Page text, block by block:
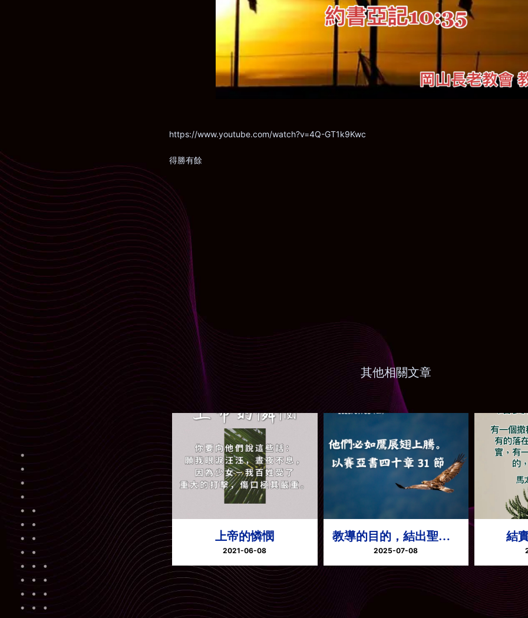
https://www.youtube.com/watch?v=4Q-GT1k9Kwc
得勝有餘
其他相關文章
上帝的憐憫
2021-06-08
教導的目的，結出聖潔
又良善的愛的果子
2025-07-08
結